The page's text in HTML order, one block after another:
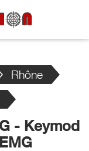
Rhône
- Keymod